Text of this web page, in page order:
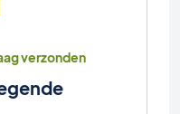
verzonden